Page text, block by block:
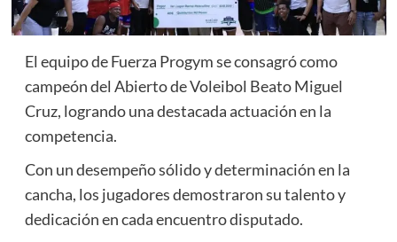
El equipo de Fuerza Progym se consagró como
campeón del Abierto de Voleibol Beato Miguel
Cruz, logrando una destacada actuación en la
competencia.
Con un desempeño sólido y determinación en la
cancha, los jugadores demostraron su talento y
dedicación en cada encuentro disputado.